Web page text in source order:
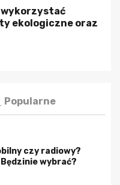
wykorzystać
ekologiczne oraz
Popularne
czy radiowy?
wybrać?